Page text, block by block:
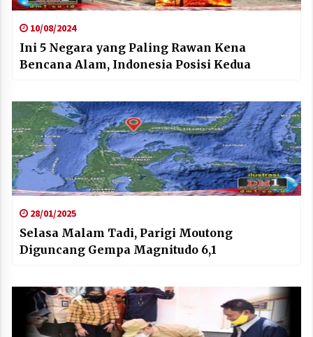
10/08/2024
Ini 5 Negara yang Paling Rawan Kena
Bencana Alam, Indonesia Posisi Kedua
28/01/2025
Selasa Malam Tadi, Parigi Moutong
Diguncang Gempa Magnitudo 6,1